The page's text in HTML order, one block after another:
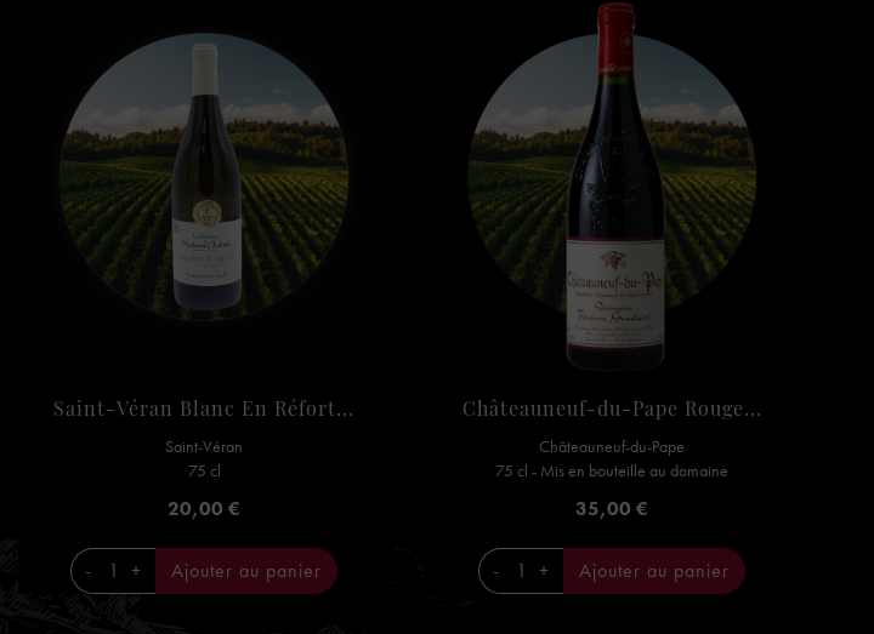
Saint-Véran Blanc En Réfort...
Saint-Véran
75 cl
Prix
20,00 €
- + Ajouter au panier
Châteauneuf-du-Pape Rouge...
Châteauneuf-du-Pape
75 cl - Mis en bouteille au domaine
Prix
35,00 €
- + Ajouter au panier